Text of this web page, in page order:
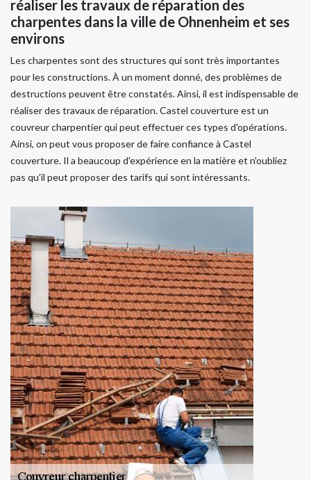
réaliser les travaux de réparation des
charpentes dans la ville de Ohnenheim et ses
environs
Les charpentes sont des structures qui sont très importantes
pour les constructions. À un moment donné, des problèmes de
destructions peuvent être constatés. Ainsi, il est indispensable de
réaliser des travaux de réparation. Castel couverture est un
couvreur charpentier qui peut effectuer ces types d'opérations.
Ainsi, on peut vous proposer de faire confiance à Castel
couverture. Il a beaucoup d'expérience en la matière et n'oubliez
pas qu'il peut proposer des tarifs qui sont intéressants.